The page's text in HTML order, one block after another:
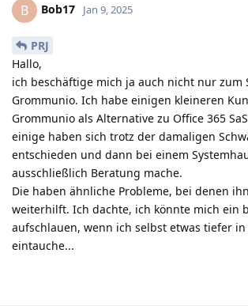
B Bob17 Jan 9, 2025
PRJ
Hallo,
ich beschäftige mich ja auch nicht nur zum
Grommunio. Ich habe einigen kleineren
Grommunio als Alternative zu Office 365
einige haben sich trotz der damaligen
entschieden und dann bei einem
ausschließlich Beratung mache.
Die haben ähnliche Probleme, bei denen
weiterhilft. Ich dachte, ich könnte mich ein
aufschlauen, wenn ich selbst etwas tiefer
eintauche...